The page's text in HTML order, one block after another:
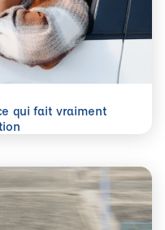
qui fait vraiment
qui fait vraiment varier le